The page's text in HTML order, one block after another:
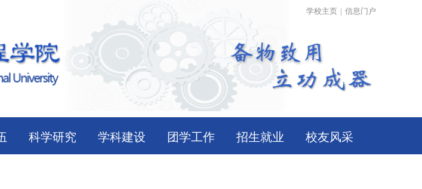
学校主页 | 信息门户
科学研究 学科建设 团学工作 招生就业 校友风采